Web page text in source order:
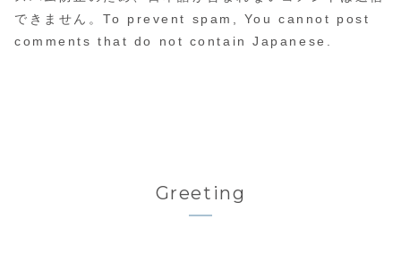
できません。To prevent spam, You cannot post
comments that do not contain Japanese.
Greeting